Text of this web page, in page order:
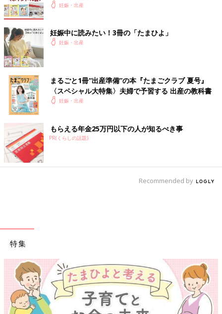
2400gだからギリギリ低出生体重児
〜寝たり喋ったり今後のスケジュールや
やること確認
9:40
血圧下げる薬を薬剤師さんが持ってきてくれる
初産にも関わらず、本陣痛から3時間半のスピード出産で、自分
でもよくわからないまま出産が終わった、、スピード出産とは言
え、安産ではなかったかなという印象。。もう少し無痛分娩の恩
恵を受けたかった。。
妊娠高血圧は、妊娠後期入ってから突然始まったため先生も私も
びっくり。。
とりあえずベビが無事産まれてきてくれたことに感謝！！
は、もっとたくさんの「出産レポート」を読むことができます！
●この記事は個人の体験記です。
●記事の内容は2024年12月の情報で、現在と異なる場合がありま
す。
たまひよの「出産体験談」をもっと読みたい人はこちら
妊娠・出産
妊娠中に読みたい！3冊の「たまひよ」
妊娠・出産
まるごと1冊“出産準備”の本『たまごクラブ 夏号』
〈スペシャル大特集〉夫婦で予習する 出産の教科書
妊娠・出産
もらえる年金25万円以下の人が知るべき事
PR(くらしの話題)
Recommended by
特集